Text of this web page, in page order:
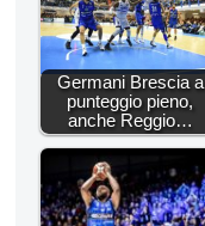
Germani Brescia a
punteggio pieno,
anche Reggio…